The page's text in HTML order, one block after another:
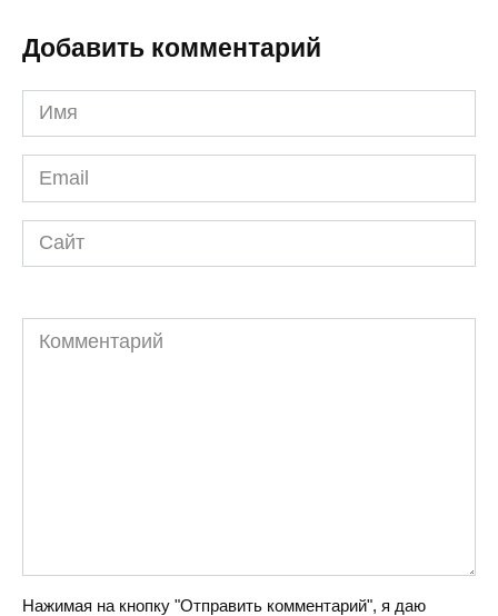
Добавить комментарий
Имя
*
Email
*
Сайт
Комментарий
Нажимая на кнопку "Отправить комментарий", я даю